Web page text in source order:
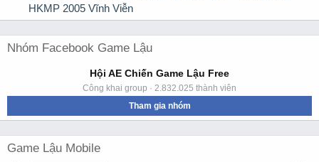
HKMP 2005 Vĩnh Viễn
Nhóm Facebook Game Lậu
Hội AE Chiến Game Lậu Free
Công khai group · 2.832.025 thành viên
Tham gia nhóm
Game Lậu Mobile